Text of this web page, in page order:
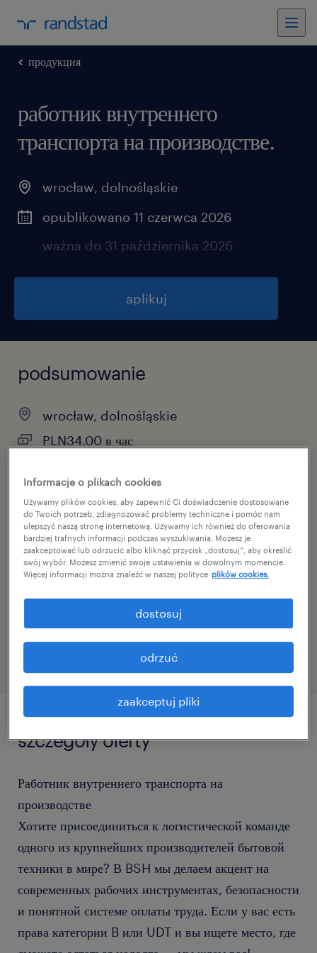
продукция
работник внутреннего
транспорта на производстве.
wrocław, dolnośląskie
opublikowano 11 czerwca 2026
ważna do 31 października 2026
aplikuj
podsumowanie
wrocław, dolnośląskie
PLN34.00 в час
pełen etat
specjalizacja
продукция
46999325
szczegóły oferty
Работник внутреннего транспорта на
производстве
Хотите присоединиться к логистической команде
одного из крупнейших производителей бытовой
техники в мире? В BSH мы делаем акцент на
современных рабочих инструментах, безопасности
и понятной системе оплаты труда. Если у вас есть
права категории B или UDT и вы ищете место, где
Informacje o plikach cookies
Używamy plików cookies, aby zapewnić Ci doświadczenie dostosowane
do Twoich potrzeb, zdiagnozować problemy techniczne i pomóc nam
ulepszyć naszą stronę internetową. Używamy ich również do oferowania
bardziej trafnych informacji podczas wyszukiwania. Możesz je
zaakceptować lub odrzucić albo kliknąć przycisk „dostosuj”, aby określić
swój wybór. Możesz zmienić swoje ustawienia w dowolnym momencie.
Więcej informacji można znaleźć w naszej polityce plików cookies.
zaakceptuj pliki
odrzuć
dostosuj